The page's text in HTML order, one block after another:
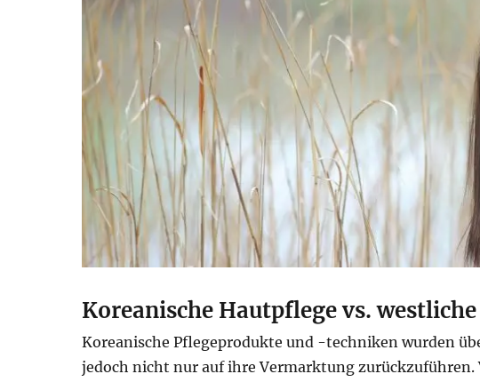
Koreanische Hautpflege vs.
Koreanische Pflegeprodukte und -techniken wurden
jedoch nicht nur auf ihre Vermarktung